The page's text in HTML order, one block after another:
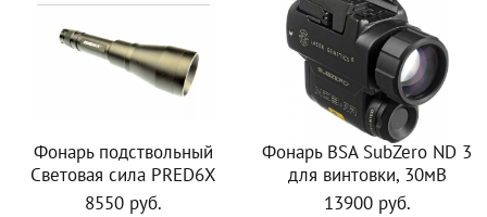
Фонарь подствольный
Световая сила PRED6X
8550 руб.
Фонарь BSA SubZero ND 3
для винтовки, 30мВ
13900 руб.